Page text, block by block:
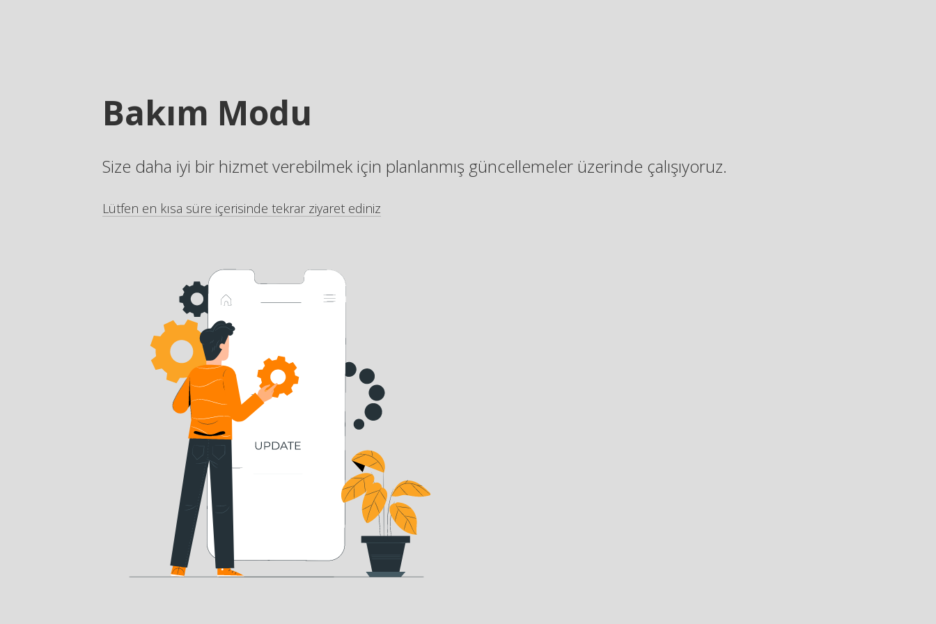
Bakım Modu
Size daha iyi bir hizmet verebilmek için planlanmış güncellemeler üzerinde çalışıyoruz.
Lütfen en kısa süre içerisinde tekrar ziyaret ediniz